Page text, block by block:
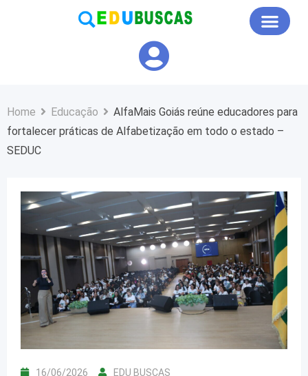
Home Educação
AlfaMais Goiás reúne educadores para
fortalecer práticas de Alfabetização em todo o estado –
SEDUC
16/06/2026 EDU BUSCAS